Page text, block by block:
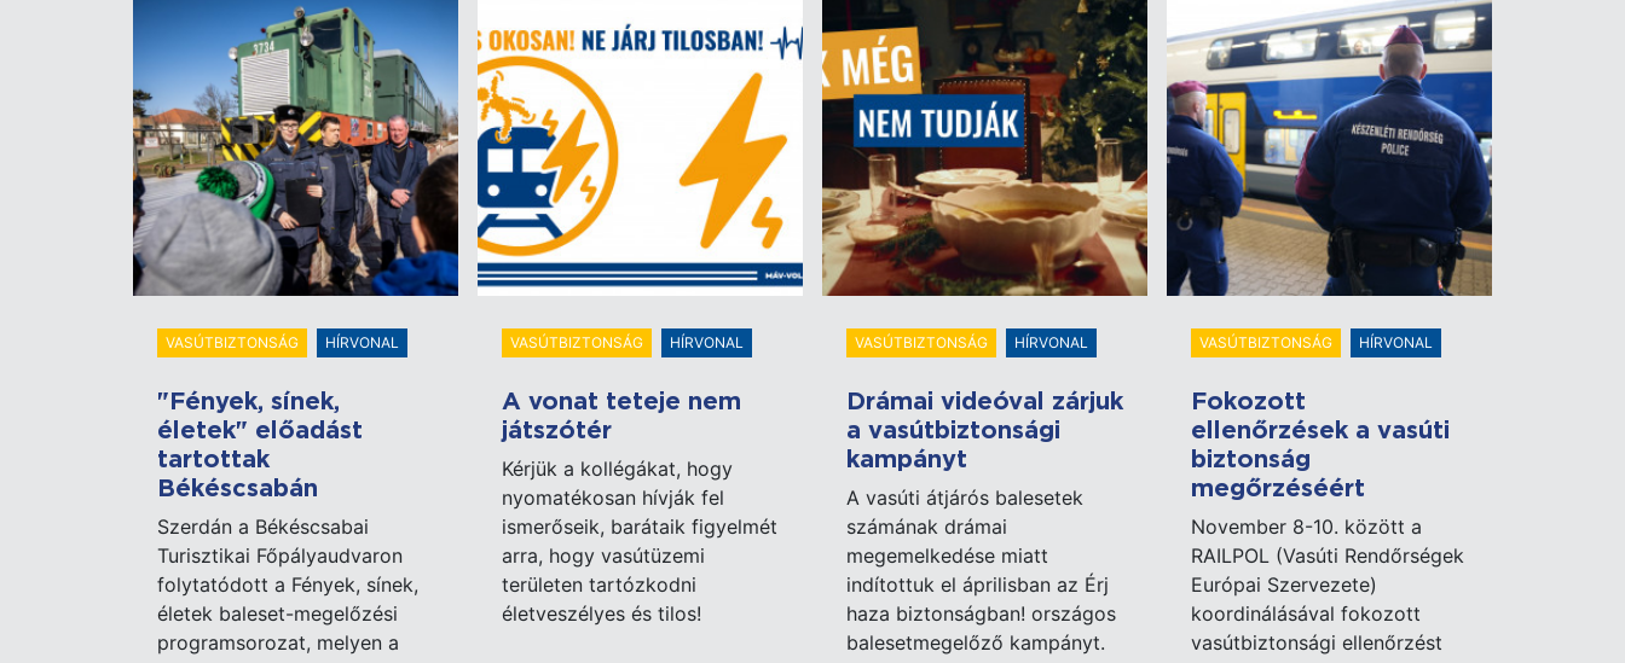
VASÚTBIZTONSÁG HÍRVONAL
"Fények, sínek,
életek" előadást
tartottak
Békéscsabán
Szerdán a Békéscsabai
Turisztikai Főpályaudvaron
folytatódott a Fények, sínek,
életek baleset-megelőzési
programsorozat, melyen a
VASÚTBIZTONSÁG HÍRVONAL
A vonat teteje nem
játszótér
Kérjük a kollégákat, hogy
nyomatékosan hívják fel
ismerőseik, barátaik figyelmét
arra, hogy vasútüzemi
területen tartózkodni
életveszélyes és tilos!
VASÚTBIZTONSÁG HÍRVONAL
Drámai videóval zárjuk
a vasútbiztonsági
kampányt
A vasúti átjárós balesetek
számának drámai
megemelkedése miatt
indítottuk el áprilisban az Érj
haza biztonságban! országos
balesetmegelőző kampányt.
VASÚTBIZTONSÁG HÍRVONAL
Fokozott
ellenőrzések a vasúti
biztonság
megőrzéséért
November 8-10. között a
RAILPOL (Vasúti Rendőrségek
Európai Szervezete)
koordinálásával fokozott
vasútbiztonsági ellenőrzést